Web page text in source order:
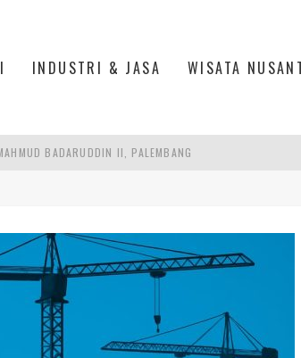
INDUSTRI & JASA WISATA
BADARUDDIN II, PALEMBANG